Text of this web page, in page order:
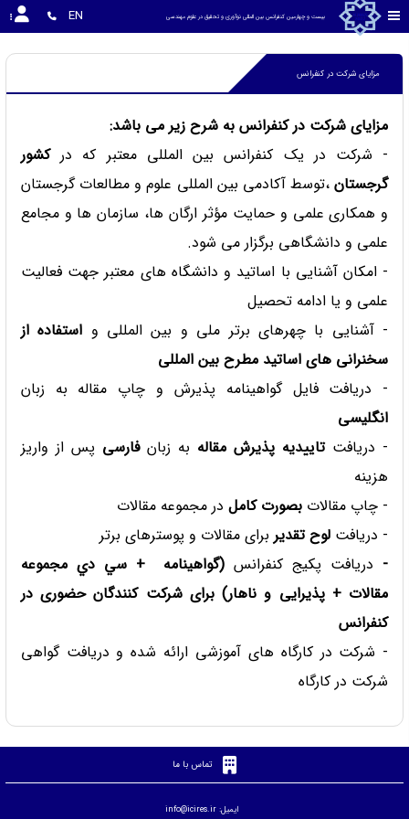
بیست و چهارمین کنفرانس بین المللی نوآوری و تحقیق در علوم مهندسی EN
مزایای شرکت در کنفرانس
مزایای شرکت در کنفرانس به شرح زیر می باشد:
- شرکت در یک کنفرانس بین المللی معتبر که درکشور
گرجستان ،توسط آکادمی بین المللی علوم و مطالعات گرجستان
و همکاری علمی و حمایت مؤثر ارگان ها، سازمان ها و مجامع
علمی و دانشگاهی برگزار می شود.
- امکان آشنایی با اساتید و دانشگاه های معتبر جهت فعالیت
علمی و یا ادامه تحصیل
- آشنایی با چهرهای برتر ملی و بین المللی و استفاده از
سخنرانی های اساتید مطرح بین المللی
- دریافت فایل گواهینامه پذیرش و چاپ مقاله به زبان
انگلیسی
- دریافتتاییدیه پذیرش مقاله به زبانفارسی پس از واریز
هزینه
- چاپ مقالات بصورت کاملدر مجموعه مقالات
- دریافت لوح تقدیربرای مقالات و پوسترهای برتر
- دریافت پكيج كنفرانس(گواهينامه + سي دي مجموعه
مقالات + پذیرایی و ناهار) برای شرکت کنندگان حضوری در
کنفرانس
- شرکت در کارگاه های آموزشی ارائه شده و دریافت گواهی
شرکت در کارگاه
تماس با ما
ایمیل: info@icires.ir